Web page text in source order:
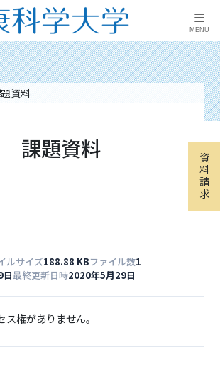
≡
MENU
資
料
請
求
資料
課題資料
ルサイズ188.88 KBファイル数1
日最終更新日時2020年5月29日
権がありません。